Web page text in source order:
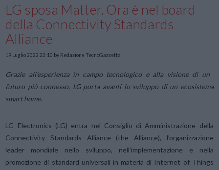
LG sposa Matter. Ora è nel board
della Connectivity Standards
Alliance
19 Luglio 2022 22:10 by Redazione TecnoGazzetta
Grazie all’esperienza in campo tecnologico e alla visione di un
futuro più connesso, LG porta avanti lo sviluppo di un ecosistema
smart home.
LG Electronics (LG) entra nel Consiglio di Amministrazione della
Connectivity Standards Alliance (the Alliance), l’organizzazione
leader mondiale nello sviluppo, nell’implementazione e nella
promozione di standard universali in materia di Internet of Things